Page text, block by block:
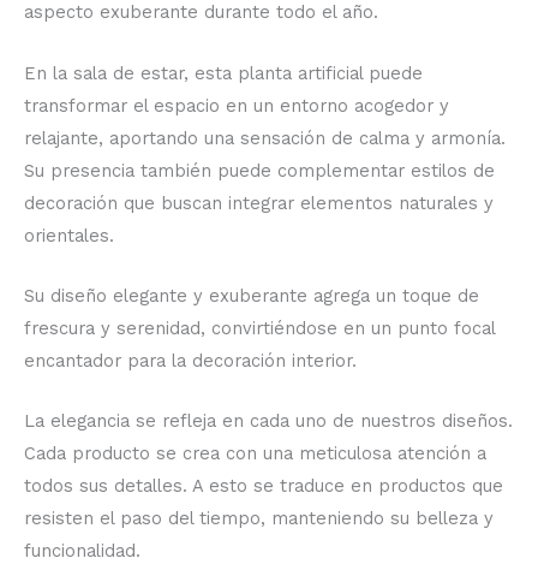
aspecto exuberante durante todo el año.
En la sala de estar, esta planta artificial puede
transformar el espacio en un entorno acogedor y
relajante, aportando una sensación de calma y armonía.
Su presencia también puede complementar estilos de
decoración que buscan integrar elementos naturales y
orientales.
Su diseño elegante y exuberante agrega un toque de
frescura y serenidad, convirtiéndose en un punto focal
encantador para la decoración interior.
La elegancia se refleja en cada uno de nuestros diseños.
Cada producto se crea con una meticulosa atención a
todos sus detalles. A esto se traduce en productos que
resisten el paso del tiempo, manteniendo su belleza y
funcionalidad.